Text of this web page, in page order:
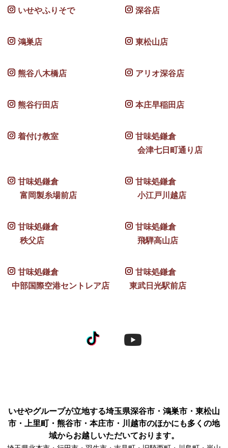
いせやふりそで 深谷店
鴻巣店 東松山店
熊谷八木橋店 アリオ深谷店
熊谷行田店 本庄早稲田店
着付け教室
甘味処鎌倉
会津七日町通り店
甘味処鎌倉
富岡製糸場前店
甘味処鎌倉
小江戸川越店
甘味処鎌倉
秩父店
甘味処鎌倉
飛騨高山店
甘味処鎌倉
中部国際空港セントレア店
甘味処鎌倉
東武日光駅前店
いせやグループが立地する埼玉県深谷市・鴻巣市・東松山
市・上里町・熊谷市・本庄市・川越市のほかにも多くの地
域からお越しいただいております。